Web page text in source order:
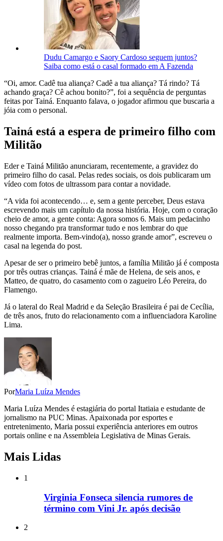
Dudu Camargo e Saory Cardoso seguem juntos?
Saiba como está o casal formado em A Fazenda
“Oi, amor. Cadê tua aliança? Cadê a tua aliança? Tá rindo? Tá
achando graça? Cê achou bonito?”, foi a sequência de perguntas
feitas por Tainá. Enquanto falava, o jogador afirmou que buscaria a
jóia com o personal.
Tainá está a espera de primeiro filho com
Militão
Eder e Tainá Militão anunciaram, recentemente, a gravidez do
primeiro filho do casal. Pelas redes sociais, os dois publicaram um
vídeo com fotos de ultrassom para contar a novidade.
“A vida foi acontecendo… e, sem a gente perceber, Deus estava
escrevendo mais um capítulo da nossa história. Hoje, com o coração
cheio de amor, a gente conta: Agora somos 6. Mais um pedacinho
nosso chegando pra transformar tudo e nos lembrar do que
realmente importa. Bem-vindo(a), nosso grande amor”, escreveu o
casal na legenda do post.
Apesar de ser o primeiro bebê juntos, a família Militão já é composta
por três outras crianças. Tainá é mãe de Helena, de seis anos, e
Matteo, de quatro, do casamento com o zagueiro Léo Pereira, do
Flamengo.
Já o lateral do Real Madrid e da Seleção Brasileira é pai de Cecília,
de três anos, fruto do relacionamento com a influenciadora Karoline
Lima.
PorMaria Luíza Mendes
Maria Luíza Mendes é estagiária do portal Itatiaia e estudante de
jornalismo na PUC Minas. Apaixonada por esportes e
entretenimento, Maria possui experiência anteriores em outros
portais online e na Assembleia Legislativa de Minas Gerais.
Mais Lidas
1
Virginia Fonseca silencia rumores de
término com Vini Jr. após decisão
2